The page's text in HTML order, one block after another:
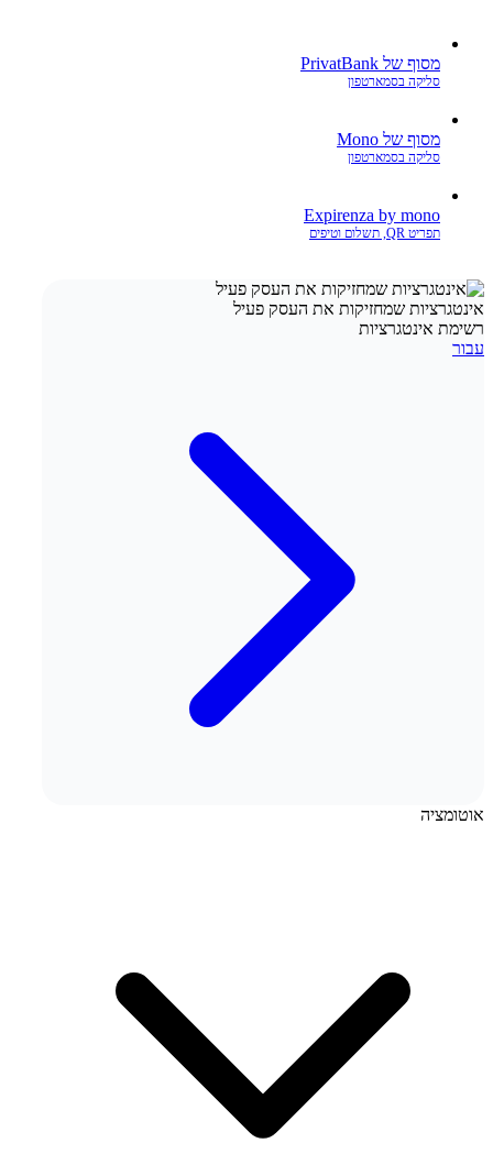
מסוף של PrivatBank
סליקה בסמארטפון
מסוף של Mono
סליקה בסמארטפון
Expirenza by mono
תפריט QR, תשלום וטיפים
אינטגרציות שמחזיקות את העסק פעיל
רשימת אינטגרציות
עבור
אוטומציה